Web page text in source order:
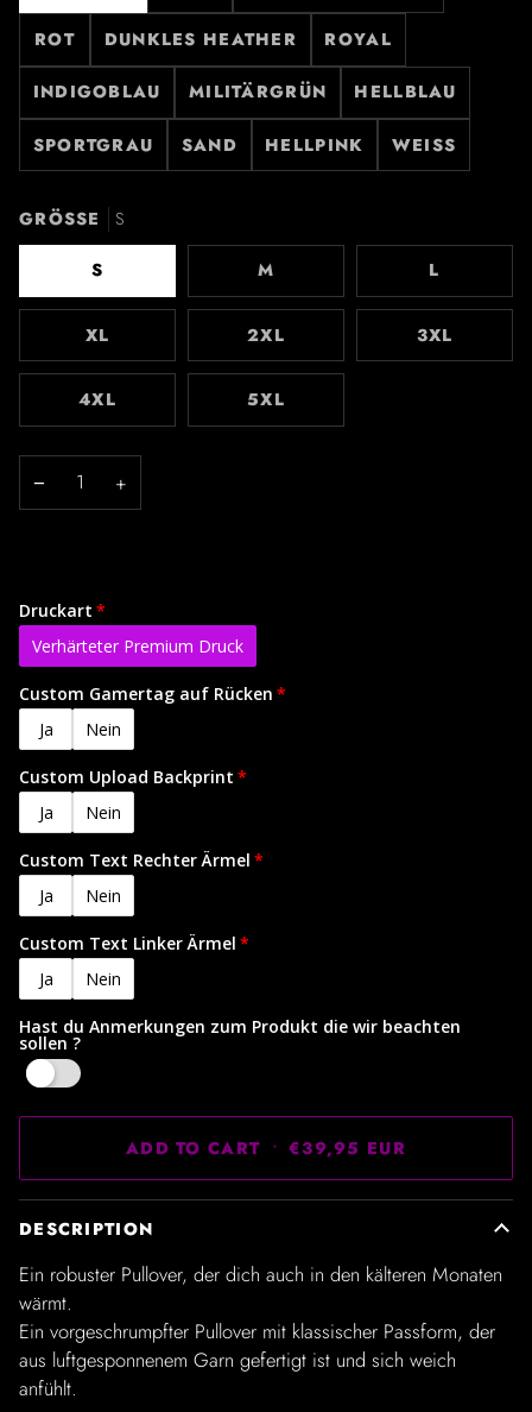
ROT DUNKLES HEATHER ROYAL
INDIGOBLAU MILITÄRGRÜN HELLBLAU
SPORTGRAU SAND HELLPINK WEISS
GRÖSSE S
S M L
XL 2XL 3XL
4XL 5XL
− +
Druckart
Verhärteter Premium Druck
Custom Gamertag auf Rücken
Ja
Nein
Custom Upload Backprint
Ja
Nein
Custom Text Rechter Ärmel
Ja
Nein
Custom Text Linker Ärmel
Ja
Nein
Hast du Anmerkungen zum Produkt die wir beachten
sollen ?
ADD TO CART • €39,95 EUR
DESCRIPTION
Ein robuster Pullover, der dich auch in den kälteren Monaten
wärmt.
Ein vorgeschrumpfter Pullover mit klassischer Passform, der
aus luftgesponnenem Garn gefertigt ist und sich weich
anfühlt.